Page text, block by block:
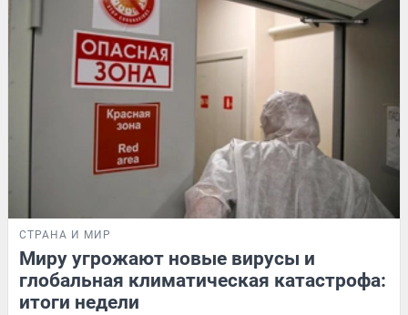
СТРАНА И МИР
Миру угрожают новые вирусы и
глобальная климатическая катастрофа:
итоги недели